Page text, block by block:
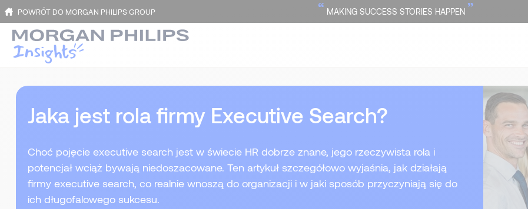
POWRÓT DO MORGAN PHILIPS GROUP “ MAKING SUCCESS STORIES HAPPEN ”
Jaka jest rola firmy Executive Search?
Choć pojęcie executive search jest w świecie HR dobrze znane, jego rzeczywista rola i
potencjał wciąż bywają niedoszacowane. Ten artykuł szczegółowo wyjaśnia, jak działają
firmy executive search, co realnie wnoszą do organizacji i w jaki sposób przyczyniają się do
ich długofalowego sukcesu.